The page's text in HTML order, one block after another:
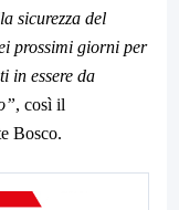
sicurezza del
prossimi giorni per
in essere da
, così il
Bosco.